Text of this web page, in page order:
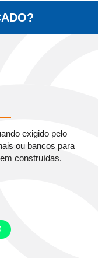
exigido pelo
ou bancos para
construídas.